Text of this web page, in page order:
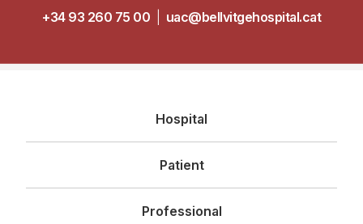
+34 93 260 75 00
uac@bellvitgehospital.cat
principal
Hospital
Patient
Professional